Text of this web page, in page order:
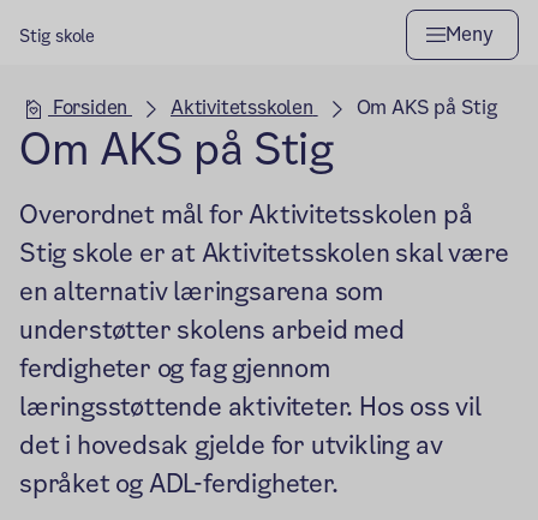
Stig skole Meny
Hovedseksjon
Forsiden Aktivitetsskolen Om AKS på Stig
Om AKS på Stig
Overordnet mål for Aktivitetsskolen på
Stig skole er at Aktivitetsskolen skal være
en alternativ læringsarena som
understøtter skolens arbeid med
ferdigheter og fag gjennom
læringsstøttende aktiviteter. Hos oss vil
det i hovedsak gjelde for utvikling av
språket og ADL-ferdigheter.